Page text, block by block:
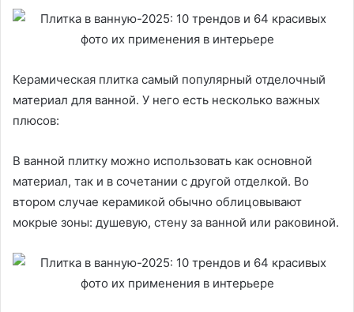
Керамическая плитка самый популярный отделочный
материал для ванной. У него есть несколько важных
плюсов:
В ванной плитку можно использовать как основной
материал, так и в сочетании с другой отделкой. Во
втором случае керамикой обычно облицовывают
мокрые зоны: душевую, стену за ванной или раковиной.